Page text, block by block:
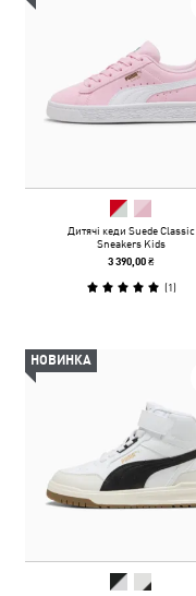
Дитячі кеди Suede Classic
Sneakers Kids
3 390,00 ₴
(1)
НОВИНКА